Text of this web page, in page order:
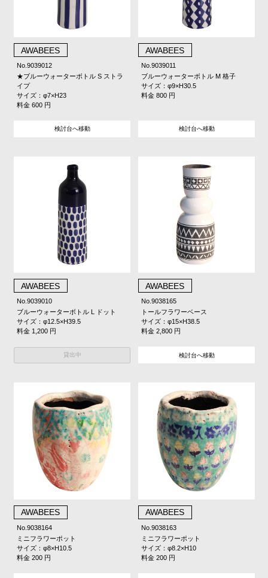
AWABEES
No.9039012
★ブルーウォーターボトル S ストラ
イプ
サイズ：φ7×H23
料金 600 円
検討台へ移動
AWABEES
No.9039011
ブルーウォーターボトル M 格子
サイズ：φ9×H30.5
料金 800 円
検討台へ移動
AWABEES
No.9039010
ブルーウォーターボトル L ドット
サイズ：φ12.5×H39.5
料金 1,200 円
貸出中
AWABEES
No.9038165
トールフラワーベース
サイズ：φ15×H38.5
料金 2,800 円
検討台へ移動
AWABEES
No.9038164
ミニフラワーポット
サイズ：φ8×H10.5
料金 200 円
AWABEES
No.9038163
ミニフラワーポット
サイズ：φ8.2×H10
料金 200 円